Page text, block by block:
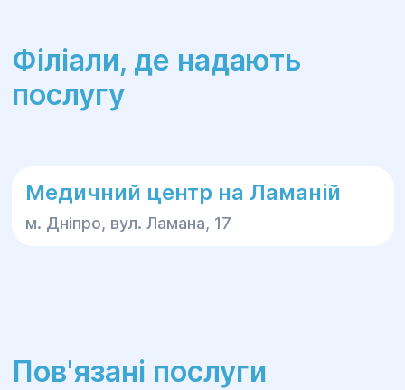
Філіали, де надають
послугу
Медичний центр на Ламаній
м. Дніпро, вул. Ламана, 17
Пов'язані послуги